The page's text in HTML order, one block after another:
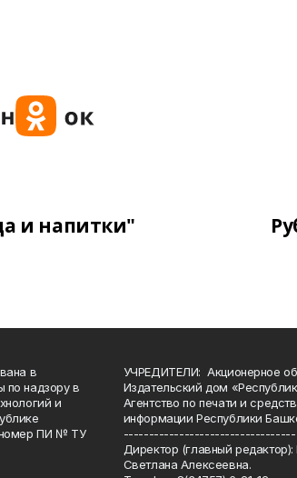
и напитки"
в
по надзору в
и
номер ПИ № ТУ
УЧРЕДИТЕЛИ: Акционерное
Издательский дом
Агентство по печати и
информации Республики
----------------------------------
Директор (главный редактор):
Светлана Алексеевна.